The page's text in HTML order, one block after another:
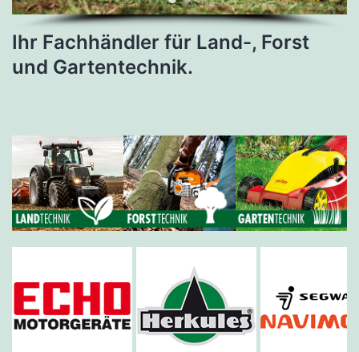
Ihr Fachhändler für Land-, Forst
und Gartentechnik.